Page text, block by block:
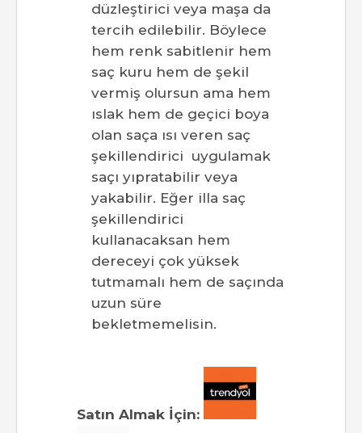
düzleştirici veya maşa da
tercih edilebilir. Böylece
hem renk sabitlenir hem
saç kuru hem de şekil
vermiş olursun ama hem
ıslak hem de geçici boya
olan saça ısı veren saç
şekillendirici uygulamak
saçı yıpratabilir veya
yakabilir. Eğer illa saç
şekillendirici
kullanacaksan hem
dereceyi çok yüksek
tutmamalı hem de saçında
uzun süre
bekletmemelisin.
Satın Almak İçin: